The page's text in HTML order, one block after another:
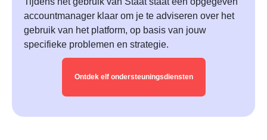
accountmanager klaar om je te adviseren over het
gebruik van het platform, op basis van jouw
specifieke problemen en strategie.
Ontdek elf ondersteuningsdiensten